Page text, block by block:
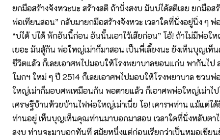
ยกมือสร้างจังหวะนะ สร้างสติ ถ้านั่งสงบ มันบ่ได้สติเลย ยกมือส
พ่อเทียนสอน” กลับมายกมือสร้างจังหวะ เวลาใดที่นั่งอยู่นิ่ง ๆ
“บ่ได้ บ่ได้ พักอันนี้ก่อน อันนั้นเอาไว้เสียก่อน” โอ้! ถ้าไม่มีพ่อให
เยอะ มันสู้กัน พ่อใหญ่เม่าก็มาสอน เป็นพี่เลี้ยงนะ ยังเห็นบุญเห็
ชีวิตแล้ว ก็เลยเอาศพไปมอบให้โรงพยาบาลขอนแก่น พากันไป
โมกฯ ใหม่ ๆ ปี 2514 ก็เลยเอาศพไปมอบให้โรงพยาบาล ชวน
ใหญ่เม่าก็มอบศพเหมือนกัน พอตายแล้ว ก็เอาศพพ่อใหญ่เม่าไป
เศรษฐีบ้านห้วยบ้านไฟพ่อใหญ่เม่าเนี่ย โอ! เคารพท่าน แม้แต่ไ
ท่านอยู่ เห็นบุญเห็นคุณท่านมาบอกมาสอน เวลาใดที่นั่งหลับตา
สงบ ท่านจะมาบอกทันที สมัยหนึ่งแต่ก่อนเรียกว่าเป็นหมอเขีย